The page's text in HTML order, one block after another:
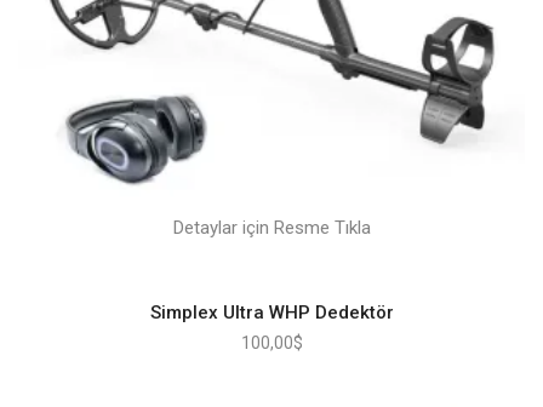
Detaylar için Resme Tıkla
Simplex Ultra WHP Dedektör
100,00$